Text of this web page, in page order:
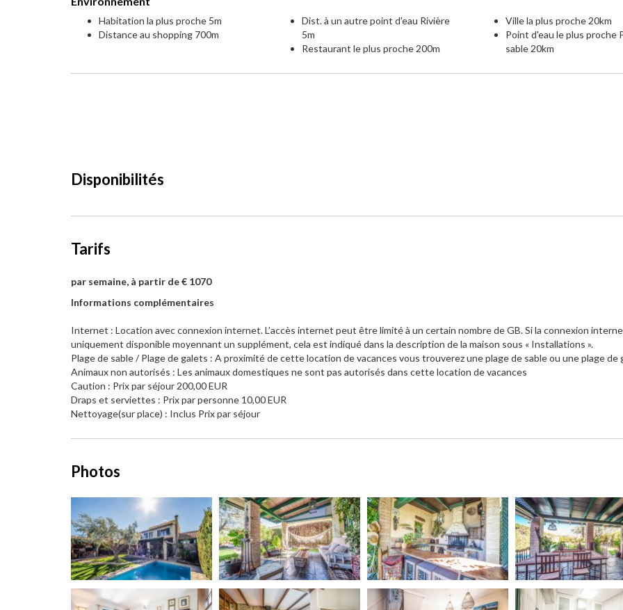
Habitation la plus proche 5m
Distance au shopping 700m
Dist. à un autre point d'eau Rivière
5m
Restaurant le plus proche 200m
Ville la plus proche 20km
Point d'eau le plus proche
sable 20km
Disponibilités
Tarifs
par semaine, à partir de € 1070
Informations complémentaires
Internet : Location avec connexion internet. L’accès internet peut être limité à un certain nombre de GB. Si la connexion
uniquement disponible moyennant un supplément, cela est indiqué dans la description de la maison sous « Installations ».
Plage de sable / Plage de galets : A proximité de cette location de vacances vous trouverez une plage de sable ou une plage de
Animaux non autorisés : Les animaux domestiques ne sont pas autorisés dans cette location de vacances
Caution : Prix par séjour 200,00 EUR
Draps et serviettes : Prix par personne 10,00 EUR
Nettoyage(sur place) : Inclus Prix par séjour
Photos